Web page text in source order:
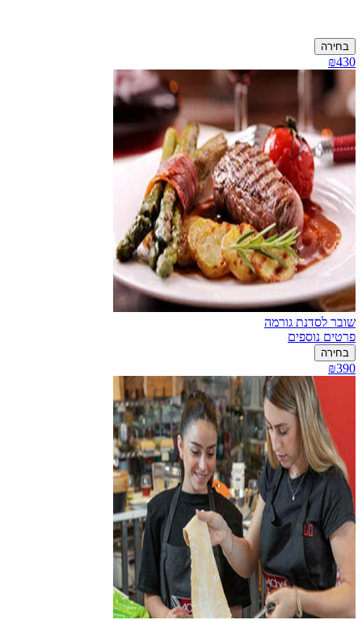
בחירה
₪430
שובר לסדנת גורמה
פרטים נוספים
בחירה
₪390